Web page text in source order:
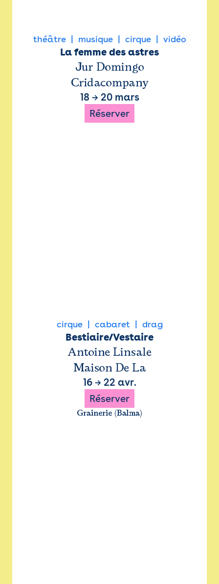
théâtre musique cirque vidéo
La femme des astres
Jur Domingo
Cridacompany
18 → 20 mars
Réserver
cirque cabaret drag
Bestiaire/Vestaire
Antoine Linsale
Maison De La
16→ 22 avr.
Réserver
Grainerie (Balma)